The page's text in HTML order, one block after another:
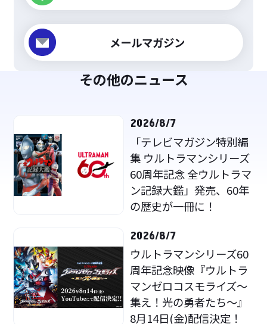
メールマガジン
その他のニュース
2026/8/7
「テレビマガジン特別編
集 ウルトラマンシリーズ
60周年記念 全ウルトラマ
ン記録大鑑」発売、60年
の歴史が一冊に！
2026/8/7
ウルトラマンシリーズ60
周年記念映像『ウルトラ
マンゼロコスモライズ～
集え！光の勇者たち～』
8月14日(金)配信決定！